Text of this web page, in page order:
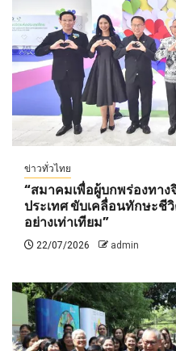
ข่าวทั่วไทย
“สมาคมเพื่อผู้บกพร่องทา
ประเทศ ขับเคลื่อนทักษะชี
อย่างเท่าเทียม”
22/07/2026 admin